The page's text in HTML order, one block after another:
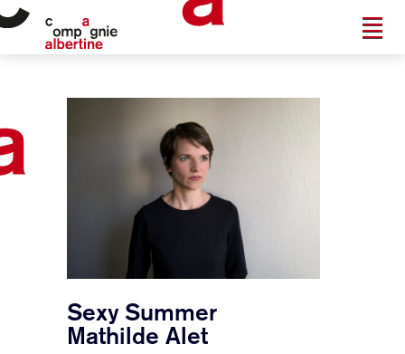
Sexy Summer
Mathilde Alet